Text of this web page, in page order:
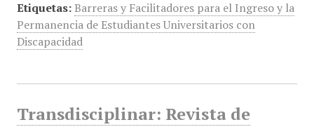
Etiquetas: Barreras y Facilitadores para el Ingreso y la
Permanencia de Estudiantes Universitarios con
Discapacidad
Transdisciplinar: Revista de